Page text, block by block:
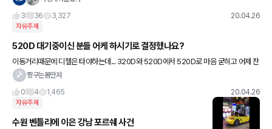
3
36 3,327 20.04.26
자유주제
520D 대기중이신 분들 어케 하시기로 결정했나요?
이동거리때문에 디젤은 타야하는데... 320D와 520D에서 520D로 마음 굳히고 어제 잔
금 치르는 날이었는데 이렇게 되어버렸네요ㅠㅠ...다들 그냥 기다리시나요..? 아님 갈아 타
짱구는몸만져
0
4 1,465 20.04.26
자유주제
수원 벤틀리에 이은 강남 포르쉐 사건